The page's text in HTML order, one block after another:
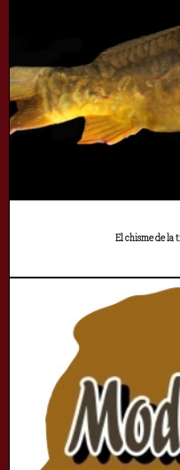
El chisme de la